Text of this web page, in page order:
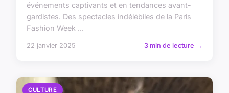
événements captivants et en tendances avant-
gardistes. Des spectacles indélébiles de la Paris
Fashion Week ...
22 janvier 2025 3 min de lecture →
CULTURE